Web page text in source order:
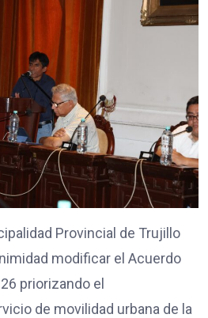
Provincial de Trujillo
modificar el Acuerdo
priorizando el
de movilidad urbana de la